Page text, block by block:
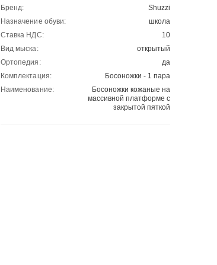
-50% -50%
2107
421400
Бренд:
Shuzzi
Назначение обуви:
школа
Ставка НДС:
10
Вид мыска:
открытый
Ортопедия:
да
Комплектация:
Босоножки - 1 пара
Наименование:
Босоножки кожаные на
массивной платформе с
закрытой пяткой